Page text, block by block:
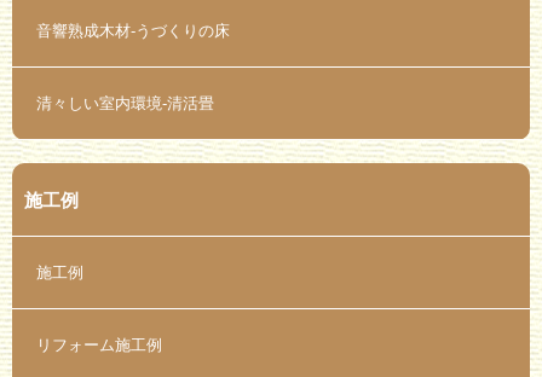
音響熟成木材-うづくりの床
清々しい室内環境-清活畳
施工例
施工例
リフォーム施工例